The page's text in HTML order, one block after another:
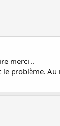
merci...
le problème.